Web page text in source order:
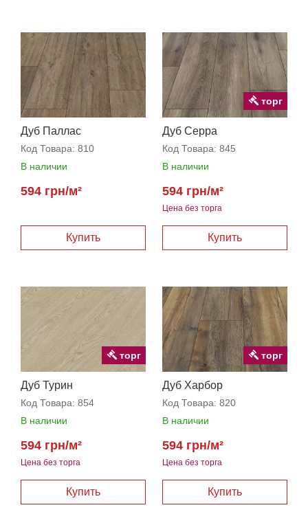
Дуб Паллас
Код Товара: 810
В наличии
594 грн/м²
Дуб Серра
Код Товара: 845
В наличии
Цена без торга
594 грн/м²
торг
Дуб Турин
Код Товара: 854
В наличии
Цена без торга
594 грн/м²
торг
Дуб Харбор
Код Товара: 820
В наличии
Цена без торга
594 грн/м²
торг